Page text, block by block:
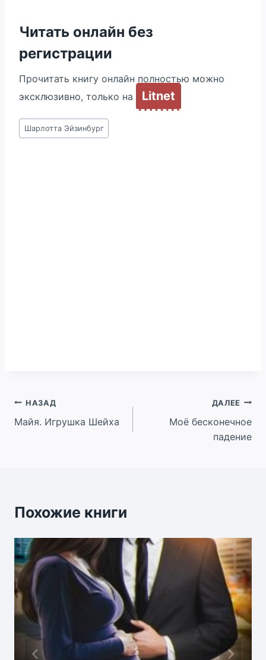
Читать онлайн без
регистрации
Прочитать книгу онлайн полностью можно
эксклюзивно, только на
Litnet
Метки
записи:
Шарлотта Эйзинбург
Навигация
по
НАЗАД
Майя. Игрушка Шейха
ДАЛЕЕ
Моё бесконечное
падение
Похожие книги